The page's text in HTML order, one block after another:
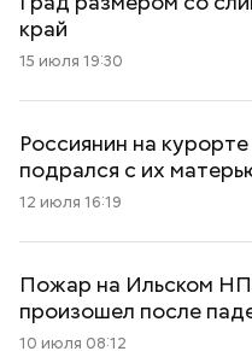
край
15 июля 19:30
Россиянин на
подрался с их
12 июля 16:19
Пожар на Ильском
произошел после
10 июля 08:12